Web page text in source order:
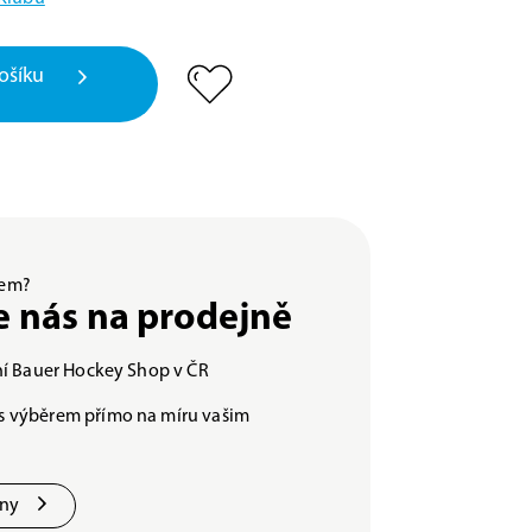
nás na prodejně
Bauer Hockey Shop v ČR
výběrem přímo na míru vašim